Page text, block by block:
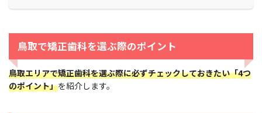
鳥取で矯正歯科を選ぶ際のポイント
鳥取エリアで矯正歯科を選ぶ際に必ずチェックしておきたい「4つ
のポイント」を紹介します。